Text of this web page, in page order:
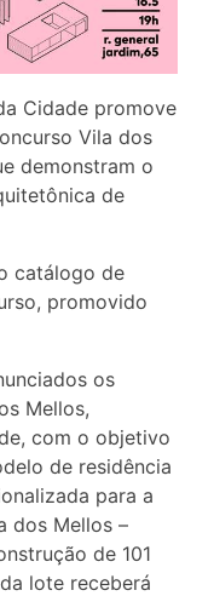
Cidade promove
Vila dos
demonstram o
de
catálogo de
promovido
os
Mellos,
com o objetivo
de residência
para a
dos Mellos –
de 101
lote receberá